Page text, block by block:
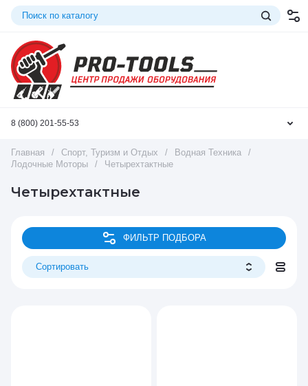
8 (800) 201-55-53
Главная / Спорт, Туризм и Отдых / Водная Техника
/
Лодочные Моторы
/ Четырехтактные
Четырехтактные
ФИЛЬТР ПОДБОРА
Сортировать